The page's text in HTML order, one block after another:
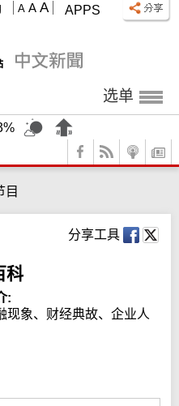
APPS
A A A
选单
目
分享工具
科
:
现象、财经典故、企业人